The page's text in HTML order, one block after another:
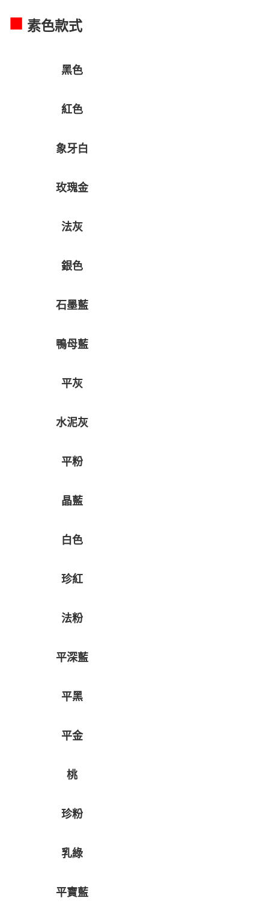
■ 素色款式
黑色
紅色
象牙白
玫瑰金
法灰
銀色
石墨藍
鴨母藍
平灰
水泥灰
平粉
晶藍
白色
珍紅
法粉
平深藍
平黑
平金
桃
珍粉
乳綠
平寶藍